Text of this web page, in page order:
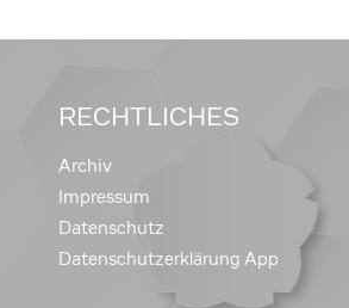
RECHTLICHES
Archiv
Impressum
Datenschutz
Datenschutzerklärung App